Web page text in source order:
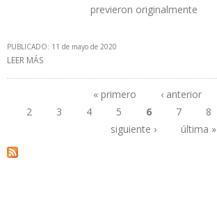
previeron originalmente
PUBLICADO: 11 de mayo de 2020
LEER MÁS
Páginas
« primero ‹ anterior
2
3 4 5 6 7 8
siguiente ›
última »